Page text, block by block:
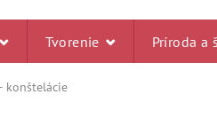
Tvorenie Príroda a
konštelácie